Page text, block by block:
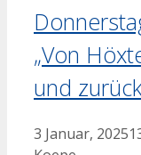
„Von
und
3 Januar, 2025